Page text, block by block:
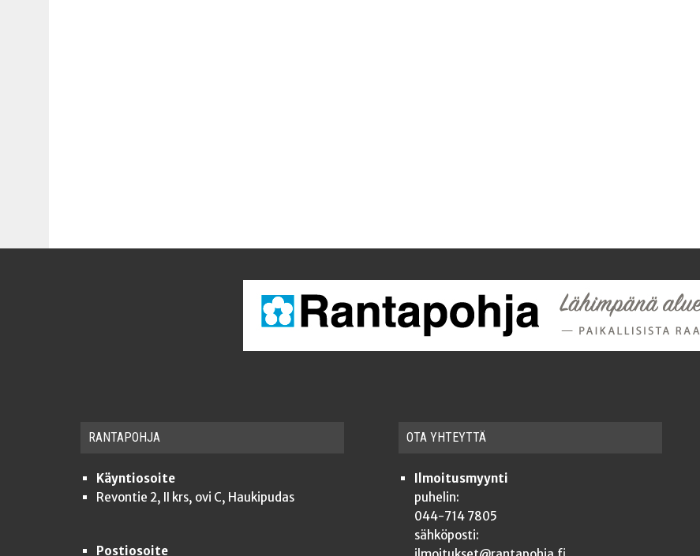
RAN­TA­POH­JA
Käyntiosoite
Revontie 2, II krs, ovi C, Haukipudas
Postiosoite
OTA YHTEYT­TÄ
Ilmoitusmyynti
puhelin:
044-714 7805
sähköposti: